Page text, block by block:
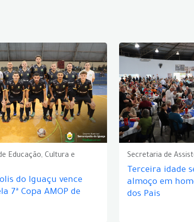
Educação, Cultura e
do Iguaçu vence
7ª Copa AMOP de
Secretaria de
Terceira idade
almoço em
dos Pais